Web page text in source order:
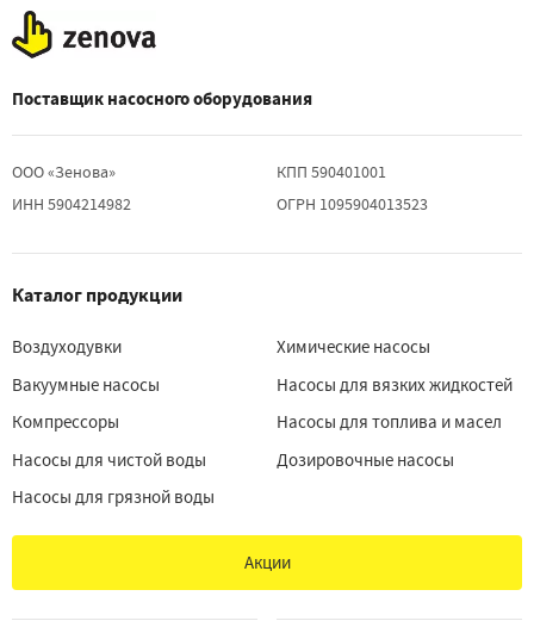
Поставщик насосного оборудования
ООО «Зенова»
ИНН 5904214982
КПП 590401001
ОГРН 1095904013523
Каталог продукции
Воздуходувки
Вакуумные насосы
Компрессоры
Насосы для чистой воды
Насосы для грязной воды
Химические насосы
Насосы для вязких жидкостей
Насосы для топлива и масел
Дозировочные насосы
Акции